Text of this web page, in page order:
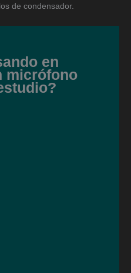
de condensador.
en
micrófono